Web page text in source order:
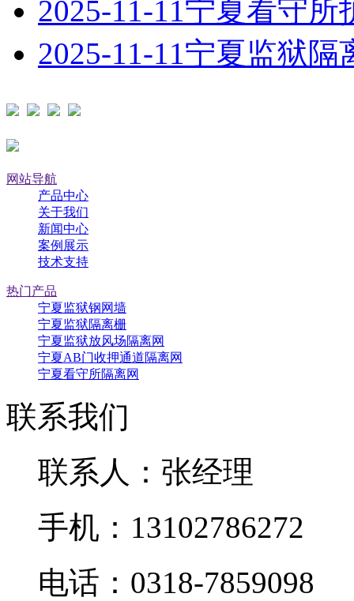
2025-11-11宁夏看守所
2025-11-11宁夏监狱隔
网站导航
产品中心
关于我们
新闻中心
案例展示
技术支持
热门产品
宁夏监狱钢网墙
宁夏监狱隔离栅
宁夏监狱放风场隔离网
宁夏AB门收押通道隔离网
宁夏看守所隔离网
联系我们
联系人：张经理
手机：13102786272
电话：0318-7859098